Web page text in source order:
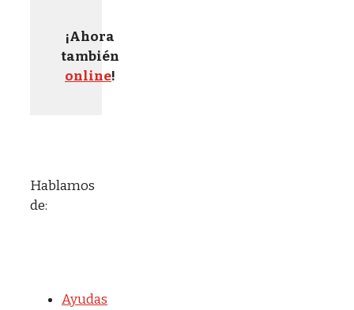
¡Ahora
también
online!
Hablamos
de:
Ayudas